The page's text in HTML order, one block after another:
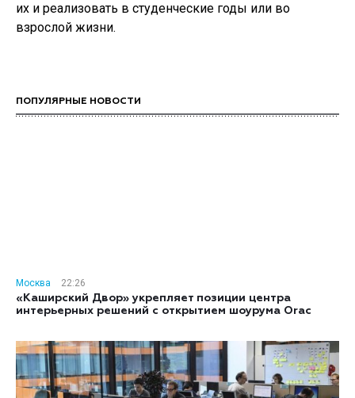
их и реализовать в студенческие годы или во
взрослой жизни.
ПОПУЛЯРНЫЕ НОВОСТИ
Москва
22:26
«Каширский Двор» укрепляет позиции центра
интерьерных решений с открытием шоурума Orac